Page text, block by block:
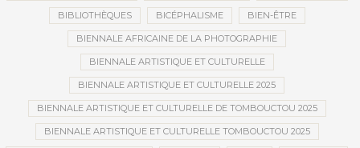
BIBLIOTHÈQUES BICÉPHALISME BIEN-ÊTRE
BIENNALE AFRICAINE DE LA PHOTOGRAPHIE
BIENNALE ARTISTIQUE ET CULTURELLE
BIENNALE ARTISTIQUE ET CULTURELLE 2025
BIENNALE ARTISTIQUE ET CULTURELLE DE TOMBOUCTOU 2025
BIENNALE ARTISTIQUE ET CULTURELLE TOMBOUCTOU 2025